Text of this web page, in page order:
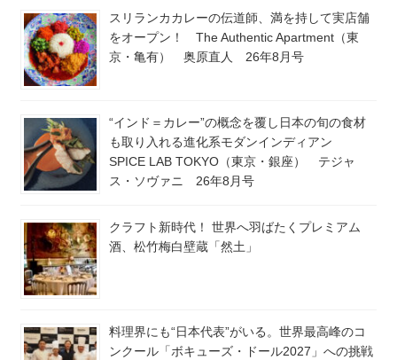
スリランカカレーの伝道師、満を持して実店舗
をオープン！ The Authentic Apartment（東
京・亀有） 奥原直人 26年8月号
“インド＝カレー”の概念を覆し日本の旬の食材
も取り入れる進化系モダンインディアン
SPICE LAB TOKYO（東京・銀座） テジャ
ス・ソヴァニ 26年8月号
クラフト新時代！ 世界へ羽ばたくプレミアム
酒、松竹梅白壁蔵「然土」
料理界にも“日本代表”がいる。世界最高峰のコ
ンクール「ボキューズ・ドール2027」への挑戦